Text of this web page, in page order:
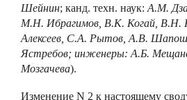
Шейнин; канд. техн. наук: А.М.
М.Н. Ибрагимов, В.К. Когай, В.Н.
Алексеев, С.А. Рытов, А.В.
Ястребов; инженеры: А.Б.
Мозгачева).
Изменение N 2 к настоящему